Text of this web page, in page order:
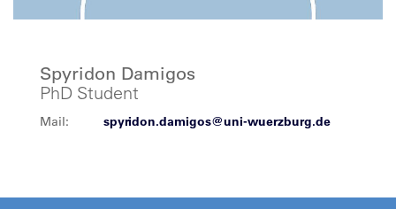
Spyridon Damigos
PhD Student
Mail: spyridon.damigos@uni-wuerzburg.de